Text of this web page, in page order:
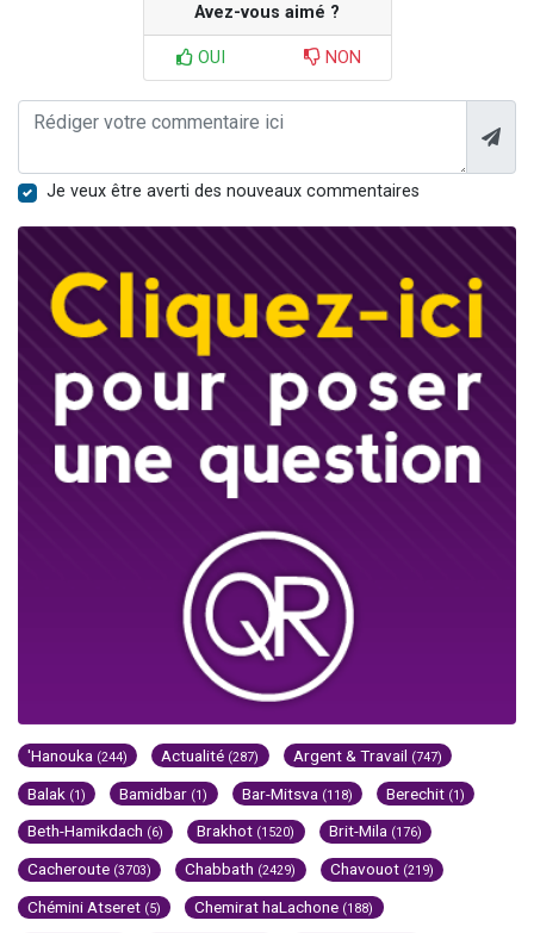
Avez-vous aimé ?
OUI NON
Je veux être averti des nouveaux commentaires
'Hanouka (244) Actualité (287) Argent & Travail (747)
Balak (1) Bamidbar (1) Bar-Mitsva (118) Berechit (1)
Beth-Hamikdach (6) Brakhot (1520) Brit-Mila (176)
Cacheroute (3703) Chabbath (2429) Chavouot (219)
Chémini Atseret (5) Chemirat haLachone (188)